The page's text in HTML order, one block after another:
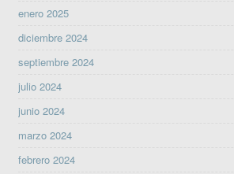
enero 2025
diciembre 2024
septiembre 2024
julio 2024
junio 2024
marzo 2024
febrero 2024